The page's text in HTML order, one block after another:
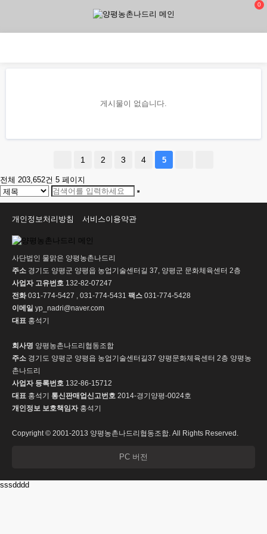
0
게시물이 없습니다.
1 2 3 4 5
전체 203,652건 5 페이지
개인정보처리방침 서비스이용약관
사단법인 물맑은 양평농촌나드리
주소 경기도 양평군 양평읍 농업기술센터길 37, 양평군 문화체육센터 2층
사업자 고유번호 132-82-07247
전화031-774-5427 , 031-774-5431 팩스 031-774-5428
이메일 yp_nadri@naver.com
대표 홍석기
회사명 양평농촌나드리협동조합
주소 경기도 양평군 양평읍 농업기술센터길37 양평문화체육센터 2층 양평농
촌나드리
사업자 등록번호 132-86-15712
대표 홍석기 통신판매업신고번호 2014-경기양평-0024호
개인정보 보호책임자홍석기
Copyright © 2001-2013 양평농촌나드리협동조합. All Rights Reserved.
PC 버전
sssdddd